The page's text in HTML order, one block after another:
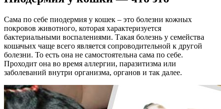
Сама по себе пиодермия у кошек – это болезни кожных
покровов животного, которая характеризуется
бактериальными воспалениями. Такая болезнь у семейства
кошачьих чаще всего является сопроводительной к другой
болезни. То есть она не самостоятельна сама по себе.
Проходит она во время аллергии, паразитизма или
заболеваний внутри организма, органов и так далее.